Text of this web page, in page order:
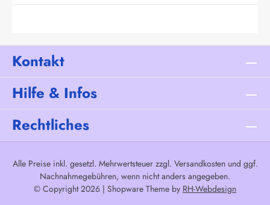
Kontakt
Hilfe & Infos
Rechtliches
Alle Preise inkl. gesetzl. Mehrwertsteuer zzgl. Versandkostenund ggf.
Nachnahmegebühren, wenn nicht anders angegeben.
© Copyright 2026 | Shopware Theme by RH-Webdesign